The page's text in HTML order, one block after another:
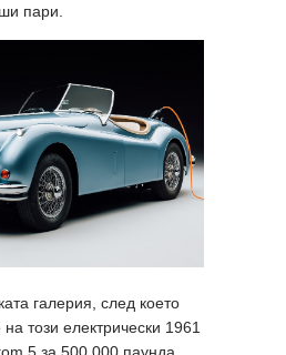
пари.
галерия, след което
този електрически 1961